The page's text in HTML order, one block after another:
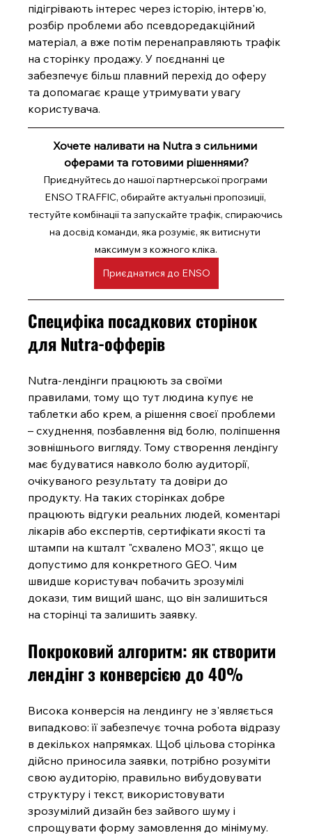
підігрівають інтерес через історію, інтерв'ю,
розбір проблеми або псевдоредакційний
матеріал, а вже потім перенаправляють трафік
на сторінку продажу. У поєднанні це
забезпечує більш плавний перехід до оферу
та допомагає краще утримувати увагу
користувача.
Хочете наливати на Nutra з сильними
оферами та готовими рішеннями?
Приєднуйтесь до нашої партнерської програми
ENSO TRAFFIC, обирайте актуальні пропозиції,
тестуйте комбінації та запускайте трафік, спираючись
на досвід команди, яка розуміє, як витиснути
максимум з кожного кліка.
Приєднатися до ENSO
Специфіка посадкових сторінок
для Nutra-офферів
Nutra-лендінги працюють за своїми
правилами, тому що тут людина купує не
таблетки або крем, а рішення своєї проблеми
– схуднення, позбавлення від болю, поліпшення
зовнішнього вигляду. Тому створення лендінгу
має будуватися навколо болю аудиторії,
очікуваного результату та довіри до
продукту. На таких сторінках добре
працюють відгуки реальних людей, коментарі
лікарів або експертів, сертифікати якості та
штампи на кшталт "схвалено МОЗ", якщо це
допустимо для конкретного GEO. Чим
швидше користувач побачить зрозумілі
докази, тим вищий шанс, що він залишиться
на сторінці та залишить заявку.
Покроковий алгоритм: як створити
лендінг з конверсією до 40%
Висока конверсія на лендингу не з'являється
випадково: її забезпечує точна робота відразу
в декількох напрямках. Щоб цільова сторінка
дійсно приносила заявки, потрібно розуміти
свою аудиторію, правильно вибудовувати
структуру і текст, використовувати
зрозумілий дизайн без зайвого шуму і
спрощувати форму замовлення до мінімуму.